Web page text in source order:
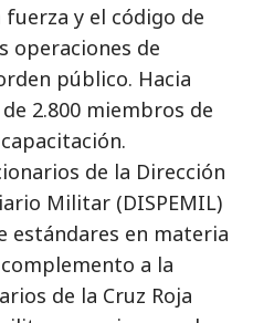
y el código de
operaciones de
público. Hacia
2.800 miembros de
de la Dirección
Militar (DISPEMIL)
estándares en materia
a la
de la Cruz Roja